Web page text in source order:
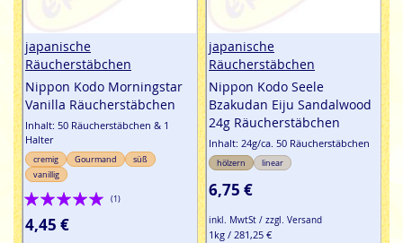
japanische
Räucherstäbchen
Nippon Kodo Morningstar
Vanilla Räucherstäbchen
Inhalt: 50 Räucherstäbchen & 1
Halter
cremig Gourmand
süß
vanillig
Bewertung:
100%
(1)
4,45 €
japanische
Räucherstäbchen
Nippon Kodo Seele
Bzakudan Eiju Sandalwood
24g Räucherstäbchen
Inhalt: 24g/ca. 50 Räucherstäbchen
hölzern linear
6,75 €
inkl. MwtSt / zzgl. Versand
1kg / 281,25 €